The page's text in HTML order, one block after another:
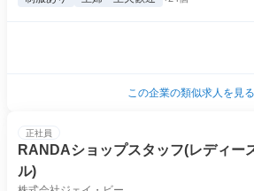
この企業の類似求人を見る
正社員
RANDAショップスタッフ(レディー
ル)